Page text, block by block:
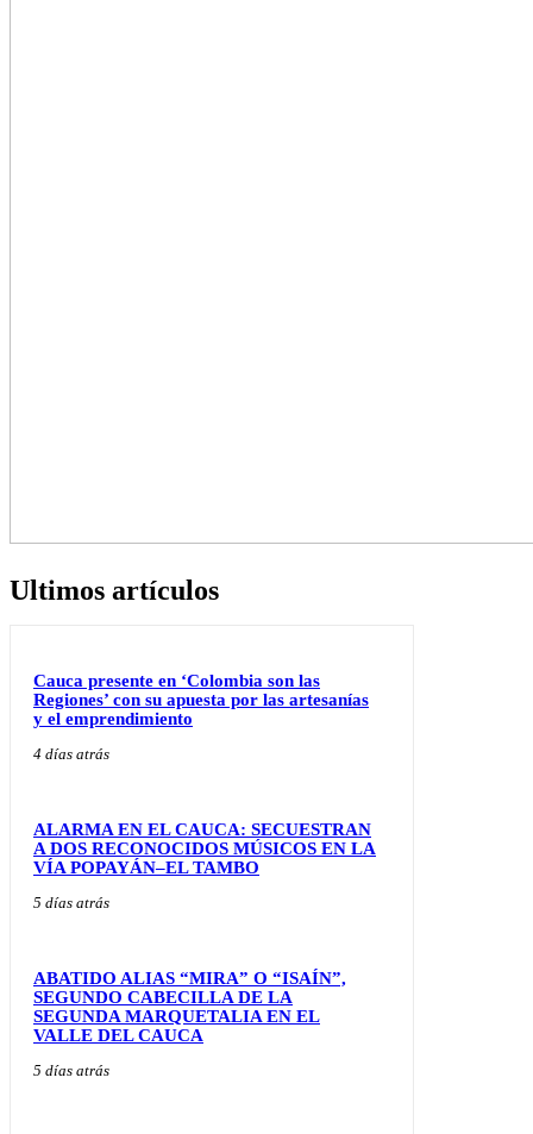
Ultimos artículos
Cauca presente en ‘Colombia son las
Regiones’ con su apuesta por las artesanías
y el emprendimiento
4 días atrás
ALARMA EN EL CAUCA: SECUESTRAN
A DOS RECONOCIDOS MÚSICOS EN LA
VÍA POPAYÁN–EL TAMBO
5 días atrás
ABATIDO ALIAS “MIRA” O “ISAÍN”,
SEGUNDO CABECILLA DE LA
SEGUNDA MARQUETALIA EN EL
VALLE DEL CAUCA
5 días atrás